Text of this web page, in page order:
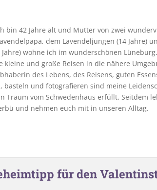
bin 42 Jahre alt und Mutter von zwei
dem Lavendeljungen (14 Jahre)
wohne ich im wunderschönen
kleine und große Reisen in die nähere
des Lebens, des Reisens, guten
basteln und fotografieren sind meine
Traum vom Schwedenhaus erfüllt. Seitdem
und nehmen euch mit in unseren Alltag.
für den